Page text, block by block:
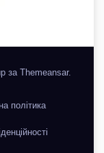
за Themeansar.
політика